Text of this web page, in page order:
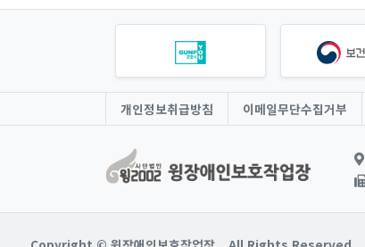
개인정보취급방침 이메일무단수집거부